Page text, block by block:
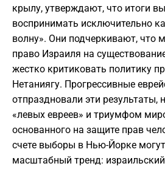
крылу, утверждают, что итоги
воспринимать исключительно
волну». Они подчеркивают, что
право Израиля на
жестко критиковать политику
Нетаниягу. Прогрессивные
отпраздновали эти результаты,
«левых евреев» и триумфом
основанного на защите прав
счете выборы в Нью-Йорке
масштабный тренд: